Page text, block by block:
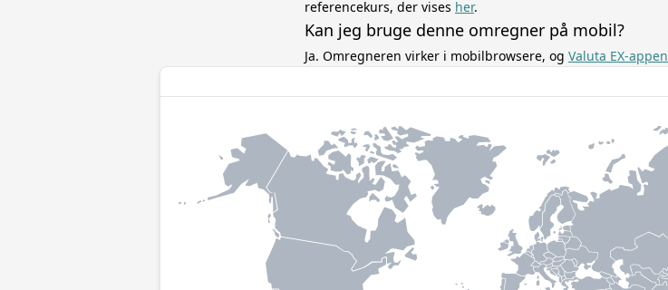
referencekurs, der vises her.
Kan jeg bruge denne omregner på mobil?
Ja. Omregneren virker i mobilbrowsere, og Valuta EX-appen